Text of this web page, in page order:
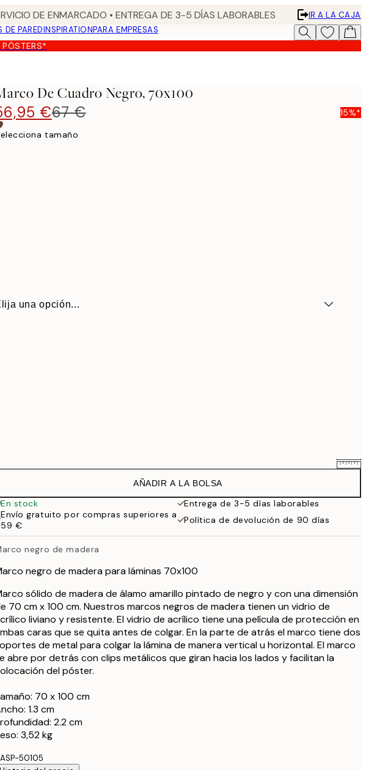
DE ENMARCADO • ENTREGA DE 3-5 DÍAS LABORABLES
IR A LA CAJA
DE PAREDINSPIRATIONPARA EMPRESAS
De Cuadro Negro, 70x100
€67 € 15%*
tamaño
una opción...
8,95 €
21x30 cm 11,05 €
30x40 cm
50x50 cm 33,15 €
50x70 cm 38,21 €
44,95 €
70x100 cm 56,95 €
100x150 cm
AÑADIR A LA BOLSA
En stock
Entrega de 3-5 días laborables
Envío gratuito por compras superiores a
59 €
Política de devolución de 90 días
negro de madera
negro de madera para láminas 70x100
sólido de madera de álamo amarillo pintado de negro y con una dimensión
70 cm x 100 cm. Nuestros marcos negros de madera tienen un vidrio de
liviano y resistente. El vidrio de acrílico tiene una película de protección en
caras que se quita antes de colgar. En la parte de atrás el marco tiene dos
de metal para colgar la lámina de manera vertical u horizontal. El marco
abre por detrás con clips metálicos que giran hacia los lados y facilitan la
del póster.
70 x 100 cm
1.3 cm
2.2 cm
3,52 kg
50105